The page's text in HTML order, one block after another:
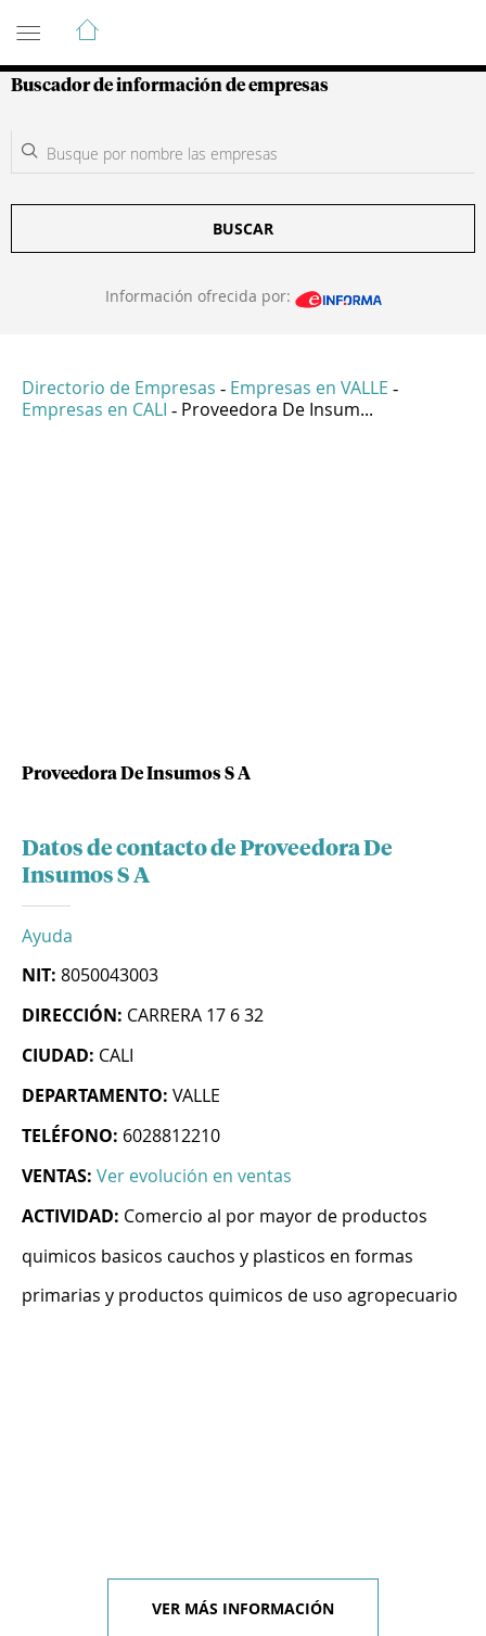
Guía de Empresas Colombianas
Buscador de información de empresas
BUSCAR
Información ofrecida por:
Directorio de Empresas - Empresas en VALLE -
Empresas en CALI - Proveedora De Insum...
Proveedora De Insumos S A
Datos de contacto de Proveedora De
Insumos S A
Ayuda
NIT: 8050043003
DIRECCIÓN: CARRERA 17 6 32
CIUDAD: CALI
DEPARTAMENTO: VALLE
TELÉFONO: 6028812210
VENTAS: Ver evolución en ventas
ACTIVIDAD: Comercio al por mayor de productos
quimicos basicos cauchos y plasticos en formas
primarias y productos quimicos de uso agropecuario
VER MÁS INFORMACIÓN